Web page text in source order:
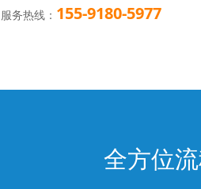
服务热线： 155-9180-5977
全方位